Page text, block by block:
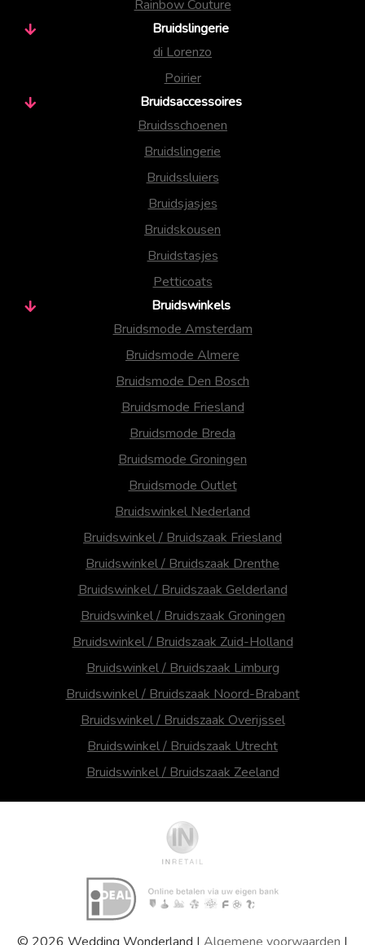
Rainbow Couture
Bruidslingerie
di Lorenzo
Poirier
Bruidsaccessoires
Bruidsschoenen
Bruidslingerie
Bruidssluiers
Bruidsjasjes
Bruidskousen
Bruidstasjes
Petticoats
Bruidswinkels
Bruidsmode Amsterdam
Bruidsmode Almere
Bruidsmode Den Bosch
Bruidsmode Friesland
Bruidsmode Breda
Bruidsmode Groningen
Bruidsmode Outlet
Bruidswinkel Nederland
Bruidswinkel / Bruidszaak Friesland
Bruidswinkel / Bruidszaak Drenthe
Bruidswinkel / Bruidszaak Gelderland
Bruidswinkel / Bruidszaak Groningen
Bruidswinkel / Bruidszaak Zuid-Holland
Bruidswinkel / Bruidszaak Limburg
Bruidswinkel / Bruidszaak Noord-Brabant
Bruidswinkel / Bruidszaak Overijssel
Bruidswinkel / Bruidszaak Utrecht
Bruidswinkel / Bruidszaak Zeeland